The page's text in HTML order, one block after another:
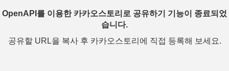
OpenAPI를 이용한 카카오스토리로 공유하기 기능이 종료되었
습니다.
공유할 URL을 복사 후 카카오스토리에 직접 등록해 보세요.